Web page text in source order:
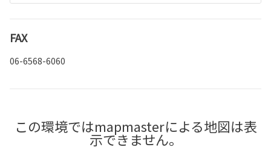
FAX
06-6568-6060
この環境ではmapmasterによる地図は表
示できません。